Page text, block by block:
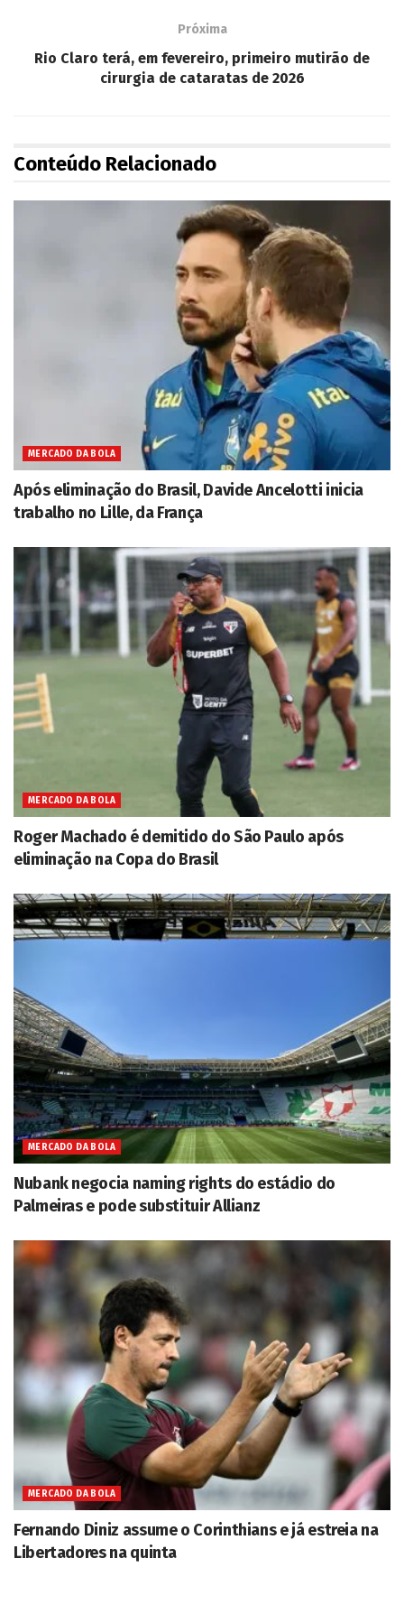
Próxima
Rio Claro terá, em fevereiro, primeiro mutirão de
cirurgia de cataratas de 2026
Conteúdo Relacionado
MERCADO DA BOLA
Após eliminação do Brasil, Davide Ancelotti inicia
trabalho no Lille, da França
MERCADO DA BOLA
Roger Machado é demitido do São Paulo após
eliminação na Copa do Brasil
MERCADO DA BOLA
Nubank negocia naming rights do estádio do
Palmeiras e pode substituir Allianz
MERCADO DA BOLA
Fernando Diniz assume o Corinthians e já estreia na
Libertadores na quinta